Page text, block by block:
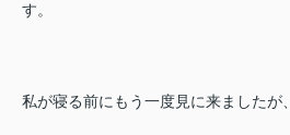
す。
私が寝る前にもう一度見に来ましたが、